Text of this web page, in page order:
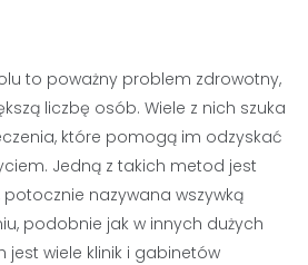
to poważny problem zdrowotny,
liczbę osób. Wiele z nich szuka
które pomogą im odzyskać
Jedną z takich metod jest
nazywana wszywką
podobnie jak w innych dużych
wiele klinik i gabinetów